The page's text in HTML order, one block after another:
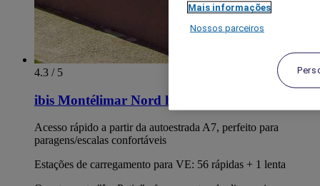
4.3 / 5
ibis Montélimar Nord hotel
Acesso rápido a partir da autoestrada A7, perfeito para
paragens/escalas confortáveis
Estações de carregamento para VE: 56 rápidas + 1 lenta
Mais informações
Nossos parceiros